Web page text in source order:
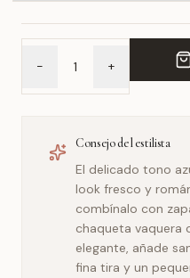
- +
Consejo del estilista
El delicado tono
look fresco y
combínalo con
chaqueta vaquera
elegante, añade
fina tira y un